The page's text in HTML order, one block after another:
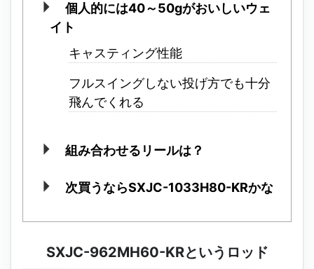
個人的には40～50gがおいしいウェ
イト
キャスティング性能
フルスイングしない投げ方でも十分
飛んでくれる
組み合わせるリールは？
次買うならSXJC-1033H80-KRかな
SXJC-962MH60-KRというロッド